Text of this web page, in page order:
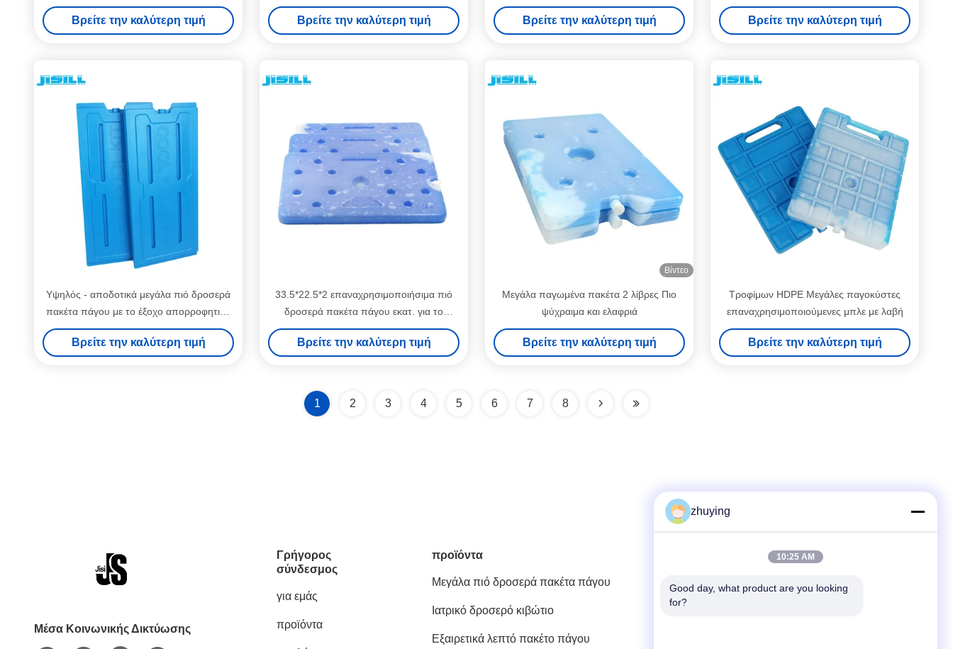
πακέτα πάγου για το ιατρικό αίμα Shi
εμβολίων
Βρείτε την καλύτερη τιμή
τοξική ουσία για τα κρύα θαλασσινά
Βρείτε την καλύτερη τιμή
άθραυστο σώμα
Βρείτε την καλύτερη τιμή
κρύων αλυσίδων
Βρείτε την καλύτερη τιμή
Υψηλός - αποδοτικά μεγάλα πιό δροσερά
πακέτα πάγου με το έξοχο απορροφητικό
πολυμερές σώμα Liquild μέσα
Βρείτε την καλύτερη τιμή
33.5*22.5*2 επαναχρησιμοποιήσιμα πιό
δροσερά πακέτα πάγου εκατ. για το
ιατρικό κιβώτιο εμβολίων, FDA που
απαριθμείται
Βρείτε την καλύτερη τιμή
Βίντεο
Μεγάλα παγωμένα πακέτα 2 λίβρες Πιο
ψύχραιμα και ελαφριά
Βρείτε την καλύτερη τιμή
Τροφίμων HDPE Μεγάλες παγοκύστες
επαναχρησιμοποιούμενες μπλε με λαβή
Βρείτε την καλύτερη τιμή
1 2 3 4 5 6 7 8
Μέσα Κοινωνικής Δικτύωσης
Γρήγορος
σύνδεσμος
για εμάς
προϊόντα
προϊόντα
Μεγάλα πιό δροσερά πακέτα πάγου
Ιατρικό δροσερό κιβώτιο
Εξαιρετικά λεπτό πακέτο πάγου
Γρήγορη επαφή
τηλ
zhuying
10:25 AM
Good day, what product are you looking
for?